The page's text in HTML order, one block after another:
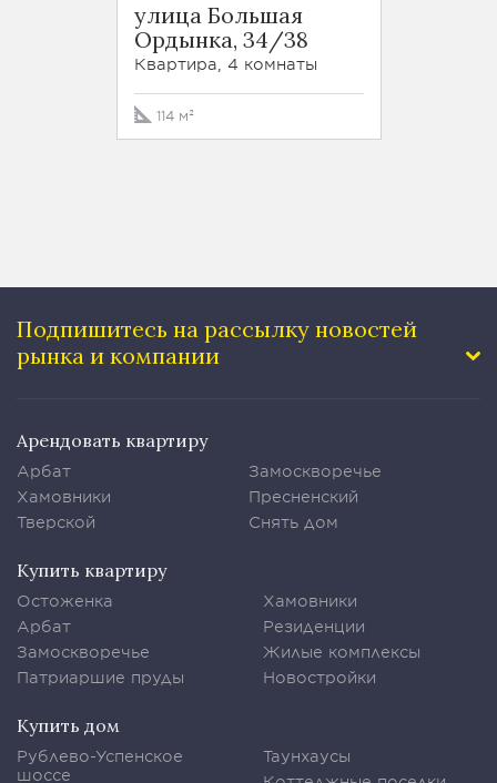
улица Большая
Ордынка, 34/38
Квартира, 4 комнаты
114 м²
Подпишитесь на рассылку новостей
рынка и компании
Арендовать квартиру
Арбат
Хамовники
Тверской
Замоскворечье
Пресненский
Снять дом
Купить квартиру
Остоженка
Арбат
Замоскворечье
Патриаршие пруды
Хамовники
Резиденции
Жилые комплексы
Новостройки
Купить дом
Рублево-Успенское
шоссе
Таунхаусы